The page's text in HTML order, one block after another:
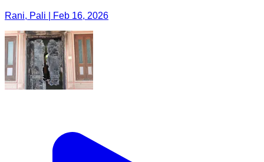
Rani, Pali | Feb 16, 2026